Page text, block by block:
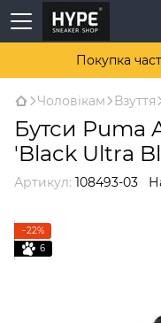
Покупка
Чоловікам Взуття
Бутси Puma
'Black Ultra
Артикул: 108493-03
−22%
6